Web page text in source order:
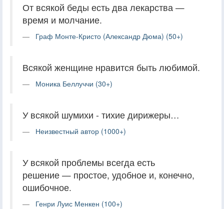
От всякой беды есть два лекарства —
время и молчание.
Граф Монте-Кристо (Александр Дюма) (50+)
Всякой женщине нравится быть любимой.
Моника Беллуччи (30+)
У всякой шумихи - тихие дирижеры…
Неизвестный автор (1000+)
У всякой проблемы всегда есть
решение — простое, удобное и, конечно,
ошибочное.
Генри Луис Менкен (100+)